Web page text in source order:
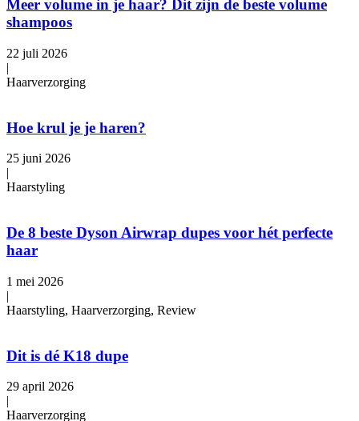
Meer volume in je haar? Dit zijn de beste volume
shampoos
22 juli 2026
|
Haarverzorging
Hoe krul je je haren?
25 juni 2026
|
Haarstyling
De 8 beste Dyson Airwrap dupes voor hét perfecte
haar
1 mei 2026
|
Haarstyling, Haarverzorging, Review
Dit is dé K18 dupe
29 april 2026
|
Haarverzorging